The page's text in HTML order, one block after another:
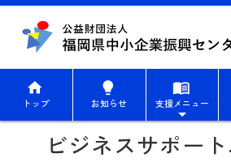
home
トップ
lightbulb
お知らせ
menu_book
支援メニュー
ビジネスサポー